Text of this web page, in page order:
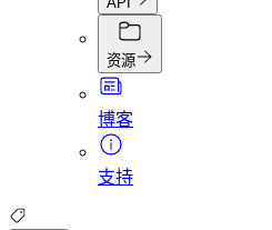
资源
博客
支持